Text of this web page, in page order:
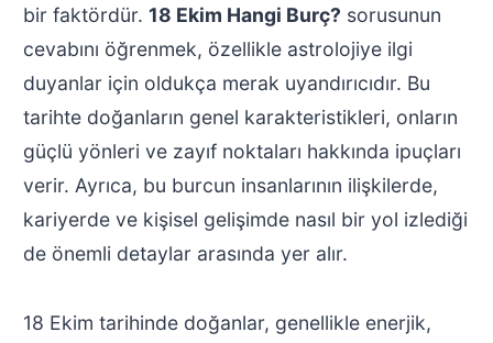
bir faktördür. 18 Ekim Hangi Burç? sorusunun
cevabını öğrenmek, özellikle astrolojiye ilgi
duyanlar için oldukça merak uyandırıcıdır. Bu
tarihte doğanların genel karakteristikleri, onların
güçlü yönleri ve zayıf noktaları hakkında ipuçları
verir. Ayrıca, bu burcun insanlarının ilişkilerde,
kariyerde ve kişisel gelişimde nasıl bir yol izlediği
de önemli detaylar arasında yer alır.
18 Ekim tarihinde doğanlar, genellikle enerjik,